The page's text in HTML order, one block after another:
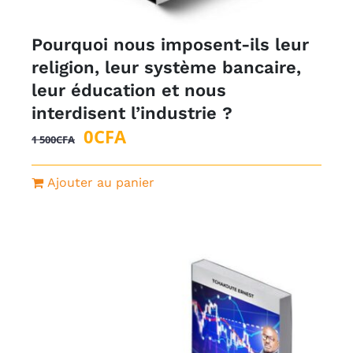
Pourquoi nous imposent-ils leur
religion, leur système bancaire,
leur éducation et nous
interdisent l’industrie ?
1 500CFA
Le
prix
initial
0CFALe
prix
actuel
Ajouter au panier